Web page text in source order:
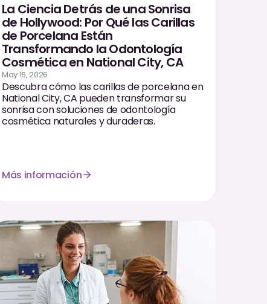
La Ciencia Detrás de una Sonrisa
de Hollywood: Por Qué las Carillas
de Porcelana Están
Transformando la Odontología
Cosmética en National City, CA
May 16, 2026
Descubra cómo las carillas de porcelana en
National City, CA pueden transformar su
sonrisa con soluciones de odontología
cosmética naturales y duraderas.
Más información